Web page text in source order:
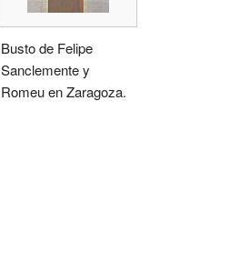
Busto de Felipe
Sanclemente y
Romeu en Zaragoza.